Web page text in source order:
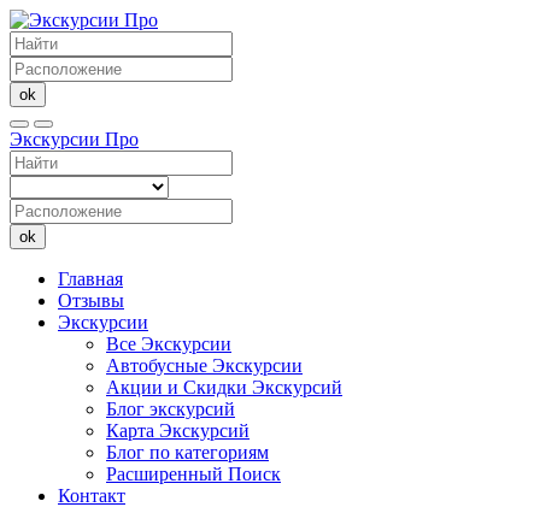
ok
Экскурсии Про
ok
Главная
Отзывы
Экскурсии
Все Экскурсии
Автобусные Экскурсии
Акции и Скидки Экскурсий
Блог экскурсий
Карта Экскурсий
Блог по категориям
Расширенный Поиск
Контакт